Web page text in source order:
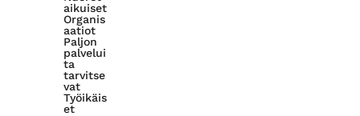
aikuiset
Organis
aatiot
Paljon
palvelui
ta
tarvitse
vat
Työikäis
et